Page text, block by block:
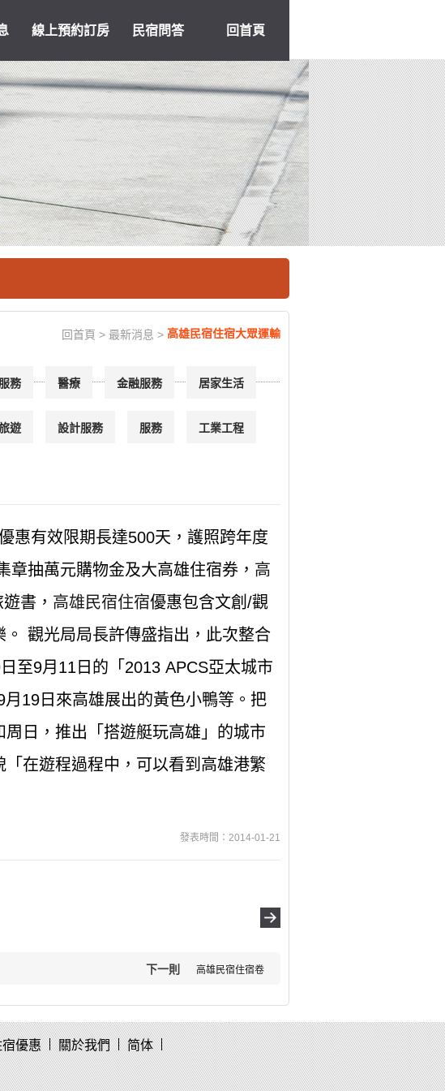
線上預約訂房 民宿問答 回首頁
回首頁 > 最新消息 > 高雄民宿住宿大眾運輸
居家生活
金融服務
醫療
務
工業工程
服務
設計服務
遊
惠有效限期長達500天，護照跨年度
抽萬元購物金及大高雄住宿券， 高
書， 高雄民宿住宿優惠包含文創/觀
觀光局局長許傳盛指出，此次整合
至9月11日的「2013 APCS亞太城市
19日來高雄展出的黃色小鴨等。把
日，推出「搭遊艇玩高雄」的城市
在遊程過程中，可以看到高雄港繁
發表時間：2014-01-21
下一則 高雄民宿住宿卷
優惠 關於我們
简体